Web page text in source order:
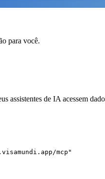
para você.
assistentes de IA acessem
mcp"